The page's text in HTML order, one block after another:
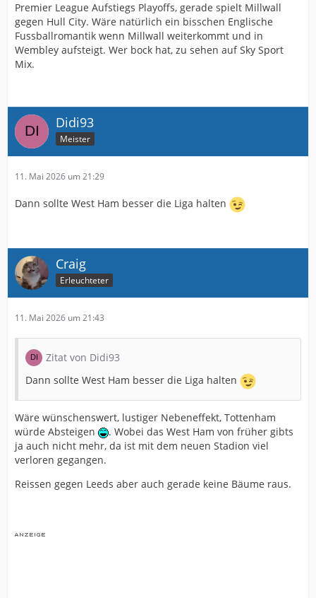
Premier League Aufstiegs Playoffs, gerade spielt Millwall
gegen Hull City. Wäre natürlich ein bisschen Englische
Fussballromantik wenn Millwall weiterkommt und in
Wembley aufsteigt. Wer bock hat, zu sehen auf Sky Sport
Mix.
Didi93
Meister
11. Mai 2026 um 21:29
Dann sollte West Ham besser die Liga halten
Craig
Erleuchteter
11. Mai 2026 um 21:43
Zitat von Didi93
Dann sollte West Ham besser die Liga halten
Wäre wünschenswert, lustiger Nebeneffekt, Tottenham
würde Absteigen
. Wobei das West Ham von früher gibts
ja auch nicht mehr, da ist mit dem neuen Stadion viel
verloren gegangen.
Reissen gegen Leeds aber auch gerade keine Bäume raus.